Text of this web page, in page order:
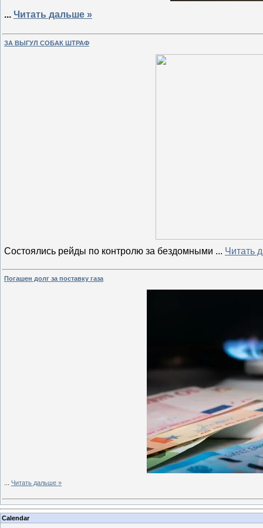
... Читать дальше »
ЗА ВЫГУЛ СОБАК ШТРАФ
Состоялись рейды по контролю за бездомными ... Читать
Погашен долг за поставку газа
Читать дальше »
Calendar